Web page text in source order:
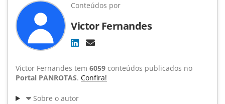
Conteúdos por
Victor Fernandes
Victor Fernandes tem 6059 conteúdos publicados no
Portal PANROTAS. Confira!
Sobre o autor